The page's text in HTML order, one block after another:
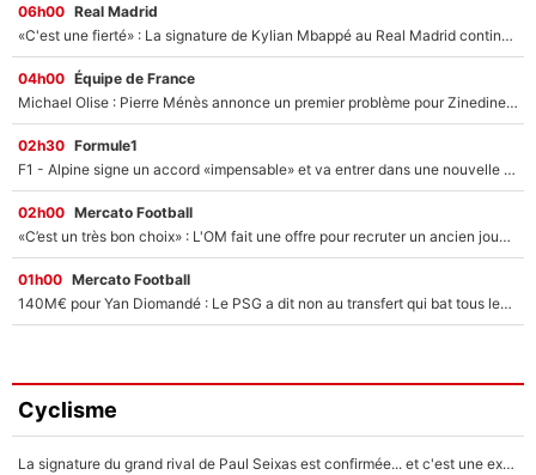
06h00 Real Madrid
«C'est une fierté» : La signature de Kylian Mbappé au Real Madrid continue de régaler l'Espagne
04h00 Équipe de France
Michael Olise : Pierre Ménès annonce un premier problème pour Zinedine Zidane en équipe de France
02h30 Formule1
F1 - Alpine signe un accord «impensable» et va entrer dans une nouvelle dimension : Grande nouvelle pour Pierre Gasly !
02h00 Mercato Football
«C’est un très bon choix» : L'OM fait une offre pour recruter un ancien joueur du PSG... et c'est validé dans l'After Foot !
01h00 Mercato Football
140M€ pour Yan Diomandé : Le PSG a dit non au transfert qui bat tous les records sur le mercato
Cyclisme
La signature du grand rival de Paul Seixas est confirmée... et c'est une excellente nouvelle pour l'équipe Decathlon-CMA CGM !